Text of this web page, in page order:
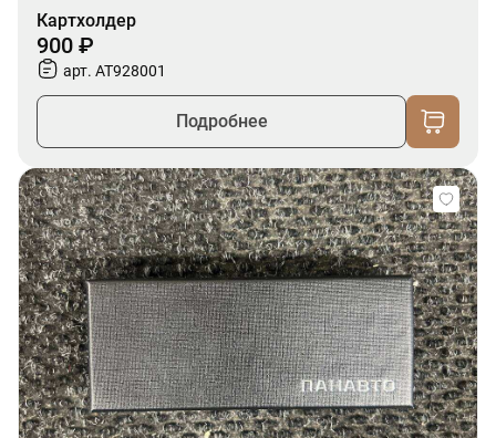
Картхолдер
900 ₽
арт. AT928001
Подробнее